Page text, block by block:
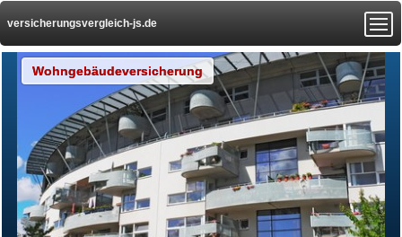
versicherungsvergleich-js.de
Wohngebäudeversicherung